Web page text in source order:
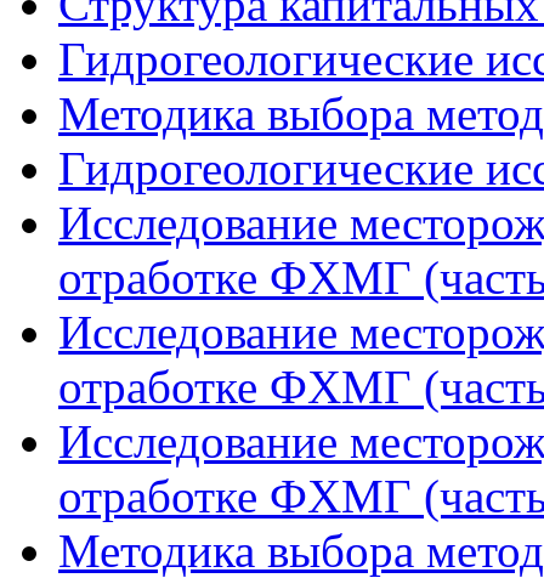
Гидрогеологические
Методика выбора
Гидрогеологические
Исследование
отработке ФХМГ
Исследование
отработке ФХМГ
Исследование
отработке ФХМГ
Методика выбора